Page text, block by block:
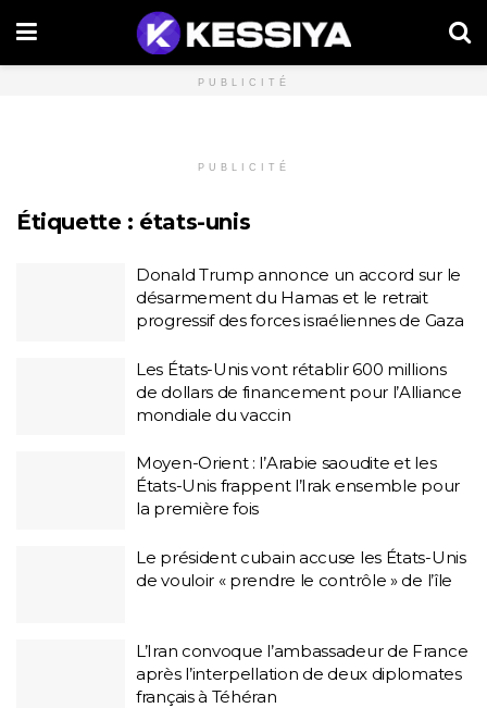
PUBLICITÉ
PUBLICITÉ
Étiquette : états-unis
Donald Trump annonce un accord sur le
désarmement du Hamas et le retrait
progressif des forces israéliennes de Gaza
Les États-Unis vont rétablir 600 millions
de dollars de financement pour l’Alliance
mondiale du vaccin
Moyen-Orient : l’Arabie saoudite et les
États-Unis frappent l’Irak ensemble pour
la première fois
Le président cubain accuse les États-Unis
de vouloir « prendre le contrôle » de l’île
L’Iran convoque l’ambassadeur de France
après l’interpellation de deux diplomates
français à Téhéran